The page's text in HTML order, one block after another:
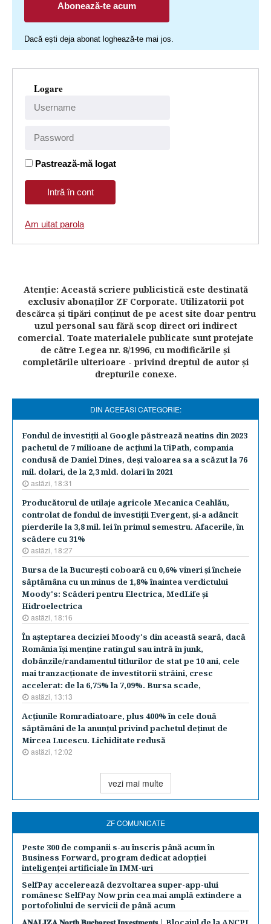
Abonează-te acum
Dacă ești deja abonat loghează-te mai jos.
Logare
Pastrează-mă logat
Am uitat parola
Atenţie: Această scriere publicistică este destinată
exclusiv abonaţilor ZF Corporate. Utilizatorii pot
descărca şi tipări conţinut de pe acest site doar pentru
uzul personal sau fără scop direct ori indirect
comercial. Toate materialele publicate sunt protejate
de către Legea nr. 8/1996, cu modificările şi
completările ulterioare - privind dreptul de autor şi
drepturile conexe.
DIN ACEEASI CATEGORIE:
Fondul de investiţii al Google păstrează neatins din 2023
pachetul de 7 milioane de acţiuni la UiPath, compania
condusă de Daniel Dines, deşi valoarea sa a scăzut la 76
mil. dolari, de la 2,3 mld. dolari în 2021
astăzi, 18:31
Producătorul de utilaje agricole Mecanica Ceahlău,
controlat de fondul de investiţii Evergent, şi-a adâncit
pierderile la 3,8 mil. lei în primul semestru. Afacerile, în
scădere cu 31%
astăzi, 18:27
Bursa de la Bucureşti coboară cu 0,6% vineri şi încheie
săptămâna cu un minus de 1,8% înaintea verdictului
Moody's: Scăderi pentru Electrica, MedLife şi
Hidroelectrica
astăzi, 18:16
În aşteptarea deciziei Moody's din această seară, dacă
România îşi menţine ratingul sau intră în junk,
dobânzile/randamentul titlurilor de stat pe 10 ani, cele
mai tranzacţionate de investitorii străini, cresc
accelerat: de la 6,75% la 7,09%. Bursa scade,
astăzi, 13:13
Acţiunile Romradiatoare, plus 400% în cele două
săptămâni de la anunţul privind pachetul deţinut de
Mircea Lucescu. Lichiditate redusă
astăzi, 12:02
vezi mai multe
ZF COMUNICATE
Peste 300 de companii s-au înscris până acum în
Business Forward, program dedicat adopției
inteligenței artificiale în IMM-uri
SelfPay accelerează dezvoltarea super-app-ului
românesc SelfPay Now prin cea mai amplă extindere a
portofoliului de servicii de până acum